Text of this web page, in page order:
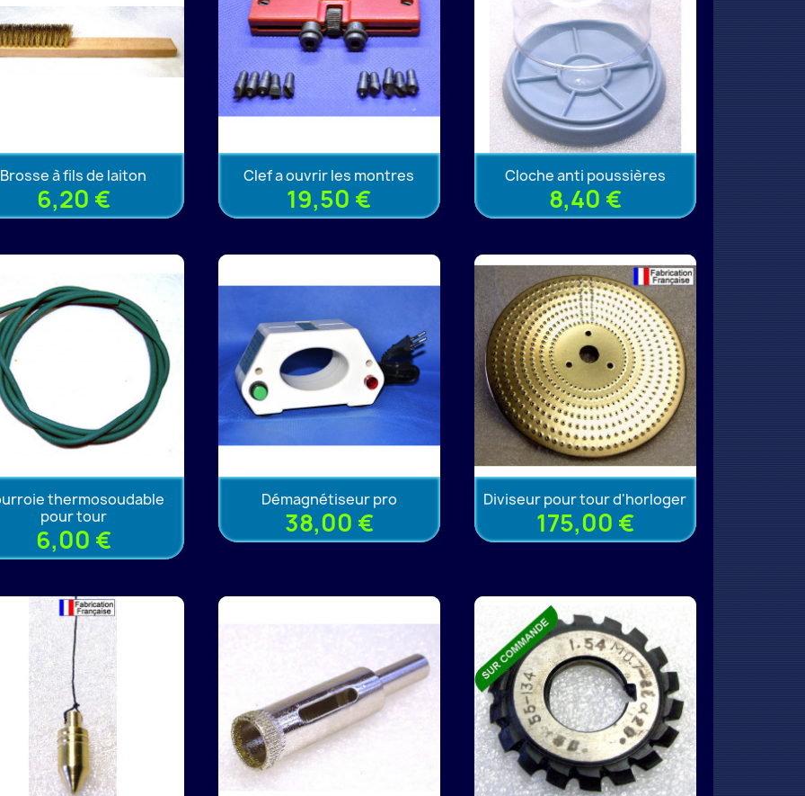
Brosse à fils de laiton
6,20 €
Clef a ouvrir les montres
19,50 €
Cloche anti poussières
8,40 €
thermosoudable
pour tour
6,00 €
Démagnétiseur pro
38,00 €
Diviseur pour tour d'horloger
175,00 €